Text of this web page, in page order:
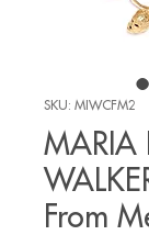
SKU: MIWCFM2
MARIA
From